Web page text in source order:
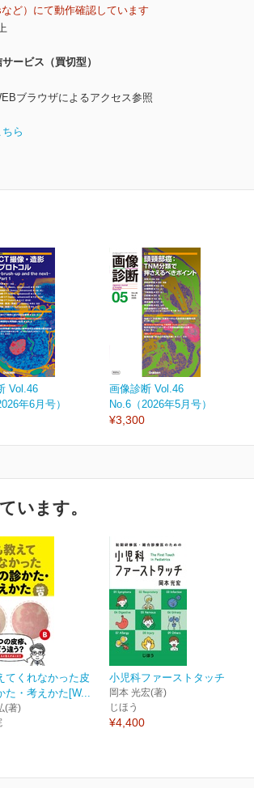
ど）にて動作確認しています
ービス（買切型）
ブラウザによるアクセス参照
ちら
Vol.46
年6月号）
画像診断 Vol.46
No.6（2026年5月号）
¥3,300
います。
てくれなかった皮
た・考えかた[W...
(著)
小児科ファーストタッチ
岡本 光宏(著)
じほう
¥4,400